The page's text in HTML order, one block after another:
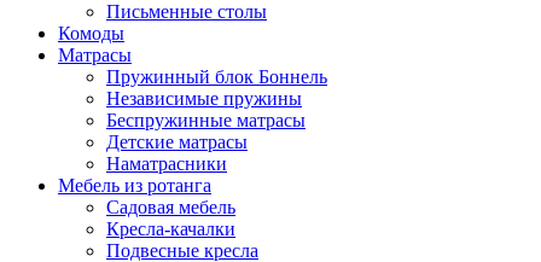
Письменные столы
Комоды
Матрасы
Пружинный блок Боннель
Независимые пружины
Беспружинные матрасы
Детские матрасы
Наматрасники
Мебель из ротанга
Садовая мебель
Кресла-качалки
Подвесные кресла